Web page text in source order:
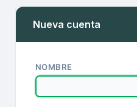
Nueva cuenta
NOMBRE